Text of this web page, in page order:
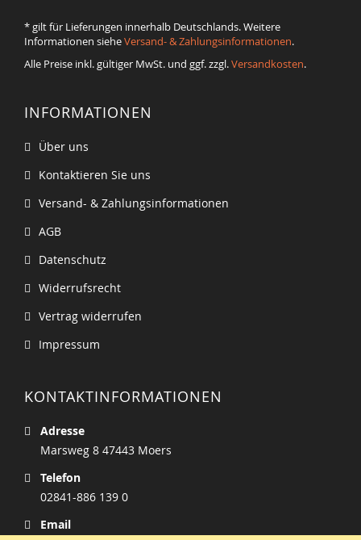
* gilt für Lieferungen innerhalb Deutschlands. Weitere
Informationen sieheVersand- & Zahlungsinformationen.
Alle Preise inkl. gültiger MwSt. und ggf. zzgl.Versandkosten.
INFORMATIONEN
Über uns
Kontaktieren Sie uns
Versand- & Zahlungsinformationen
AGB
Datenschutz
Widerrufsrecht
Vertrag widerrufen
Impressum
KONTAKTINFORMATIONEN
Adresse
Marsweg 8 47443 Moers
Telefon
02841-886 139 0
Email